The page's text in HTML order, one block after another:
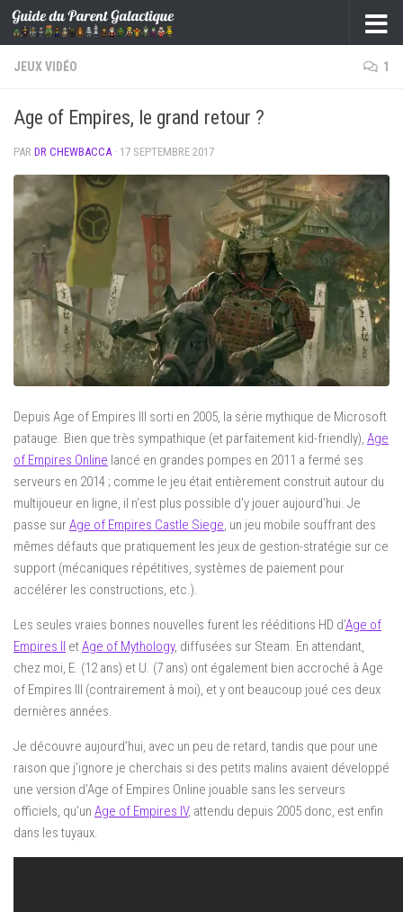
Skip to content
JEUX VIDÉO 1
Age of Empires, le grand retour ?
PAR DR CHEWBACCA · 17 SEPTEMBRE 2017
Depuis Age of Empires III sorti en 2005, la série mythique de Microsoft
patauge. Bien que très sympathique (et parfaitement kid-friendly), Age
of Empires Online lancé en grandes pompes en 2011 a fermé ses
serveurs en 2014 ; comme le jeu était entièrement construit autour du
multijoueur en ligne, il n’est plus possible d’y jouer aujourd’hui. Je
passe surAge of Empires Castle Siege, un jeu mobile souffrant des
mêmes défauts que pratiquement les jeux de gestion-stratégie sur ce
support (mécaniques répétitives, systèmes de paiement pour
accélérer les constructions, etc.).
Les seules vraies bonnes nouvelles furent les rééditions HD d’Age of
Empires II etAge of Mythology, diffusées sur Steam. En attendant,
chez moi, E. (12 ans) et U. (7 ans) ont également bien accroché à Age
of Empires III (contrairement à moi), et y ont beaucoup joué ces deux
dernières années.
Je découvre aujourd’hui, avec un peu de retard, tandis que pour une
raison que j’ignore je cherchais si des petits malins avaient développé
une version d’Age of Empires Online jouable sans les serveurs
officiels, qu’un Age of Empires IV, attendu depuis 2005 donc, est enfin
dans les tuyaux.